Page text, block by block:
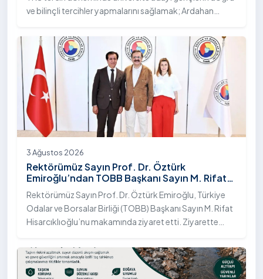
ve bilinçli tercihler yapmalarını sağlamak; Ardahan
çeşitliliğini ve nitelikli imkânlarını aktarmak üzere Ülke TV
ekranlarında yayımlanan "Genç Vizyon" programına
canlı yayın konuğu olarak katıldı.
3 Ağustos 2026
Rektörümüz Sayın Prof. Dr. Öztürk
Emiroğlu’ndan TOBB Başkanı Sayın M. Rifat
Hisarcıklıoğlu’na Ziyaret
Rektörümüz Sayın Prof. Dr. Öztürk Emiroğlu, Türkiye
Odalar ve Borsalar Birliği (TOBB) Başkanı Sayın M. Rifat
Hisarcıklıoğlu’nu makamında ziyaret etti. Ziyarette
Emiroğlu Hanımefendi eşlik etti.